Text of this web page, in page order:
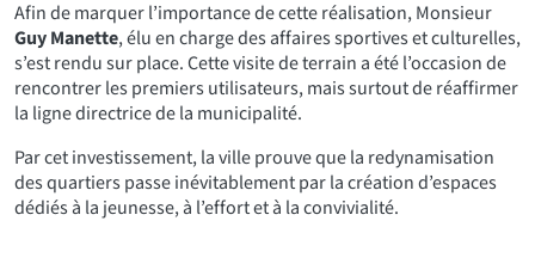
Afin de marquer l’importance de cette réalisation, Monsieur
Guy Manette, élu en charge des affaires sportives et culturelles,
s’est rendu sur place. Cette visite de terrain a été l’occasion de
rencontrer les premiers utilisateurs, mais surtout de réaffirmer
la ligne directrice de la municipalité.
Par cet investissement, la ville prouve que la redynamisation
des quartiers passe inévitablement par la création d’espaces
dédiés à la jeunesse, à l’effort et à la convivialité.